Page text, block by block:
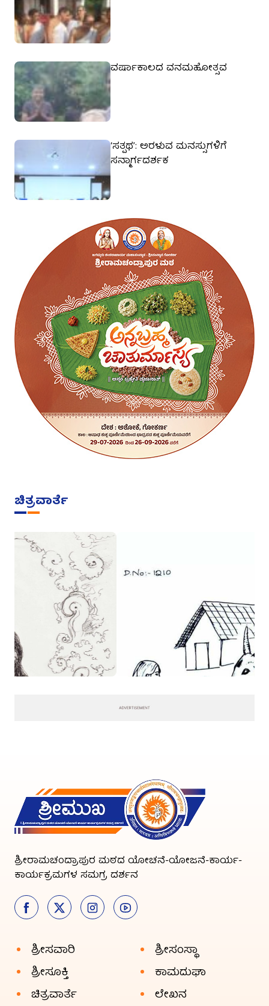
ವರ್ಷಾಕಾಲದ ವನಮಹೋತ್ಸವ
‘ಸತ್ಪಥ’: ಅರಳುವ ಮನಸ್ಸುಗಳಿಗೆ
ಸನ್ಮಾರ್ಗದರ್ಶಕ
ಚಿತ್ರವಾರ್ತೆ
ಶ್ರೀರಾಮಚಂದ್ರಾಪುರ ಮಠದ ಯೋಚನೆ-ಯೋಜನೆ-ಕಾರ್ಯ-
ಕಾರ್ಯಕ್ರಮಗಳ ಸಮಗ್ರ ದರ್ಶನ
ಶ್ರೀಸವಾರಿ
ಶ್ರೀಸಂಸ್ಥಾ
ಶ್ರೀಸೂಕ್ತಿ
ಕಾಮದುಘಾ
ಚಿತ್ರವಾರ್ತೆ
ಲೇಖನ